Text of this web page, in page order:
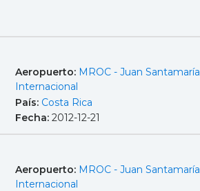
Aeropuerto: MROC - Juan Santamaría
Internacional
País: Costa Rica
Fecha: 2012-12-21
Aeropuerto: MROC - Juan Santamaría
Internacional